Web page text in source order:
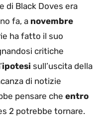
di Black Doves era
fa, a novembre
ha fatto il suo
critiche
ipotesi sull’uscita della
di notizie
pensare che entro
2 potrebbe tornare.